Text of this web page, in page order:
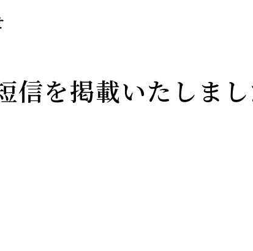
を掲載いたしまし